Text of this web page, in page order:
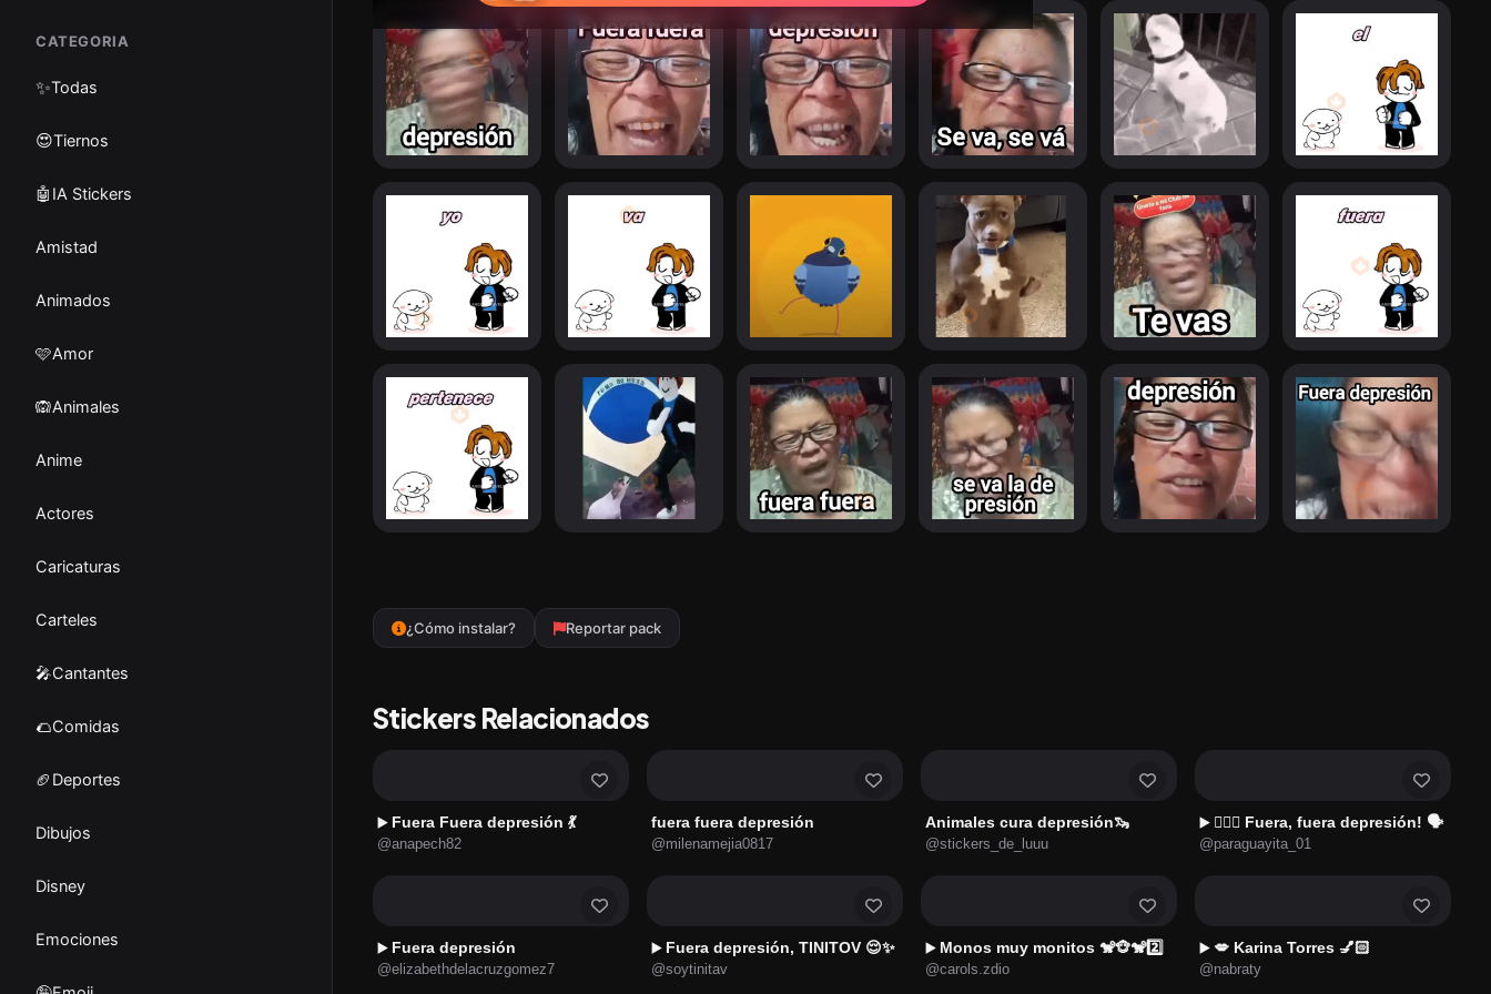
CATEGORIA
✨Todas
😍Tiernos
🤖IA Stickers
Amistad
Animados
🩷Amor
🙉Animales
Anime
Actores
Caricaturas
Carteles
🎤Cantantes
🌮Comidas
🏈Deportes
Dibujos
Disney
Emociones
¿Cómo instalar? Reportar pack
Stickers Relacionados
▶️ Fuera Fuera depresión 💃
@anapech82
fuera fuera depresión
@milenamejia0817
Animales cura depresión🦦
@stickers_de_luuu
▶️ 🙅🏻‍♀️ Fuera, fuera depresión! 🗣
@paraguayita_01
▶️ Fuera depresión
@elizabethdelacruzgomez7
▶️ Fuera depresión, TINITOV 😌✨
@soytinitav
▶️ Monos muy monitos 🐒🐵🐒2️⃣
@carols.zdio
▶️ 💋 Karina Torres 💅🏻
@nabraty